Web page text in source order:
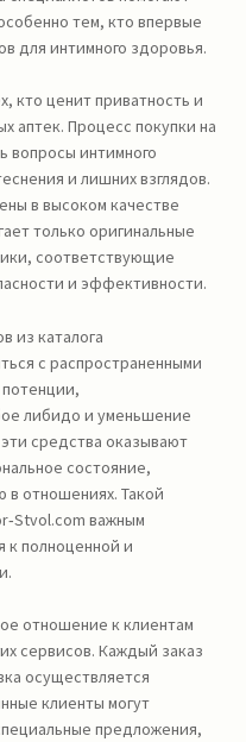
тем, кто впервые
для интимного здоровья.
кто ценит приватность и
аптек. Процесс покупки на
вопросы интимного
и лишних взглядов.
в высоком качестве
только оригинальные
соответствующие
и эффективности.
из каталога
с распространенными
либидо и уменьшение
средства оказывают
состояние,
в отношениях. Такой
важным
к полноценной и
отношение к клиентам
сервисов. Каждый заказ
осуществляется
клиенты могут
предложения,